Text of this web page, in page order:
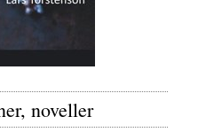
noveller